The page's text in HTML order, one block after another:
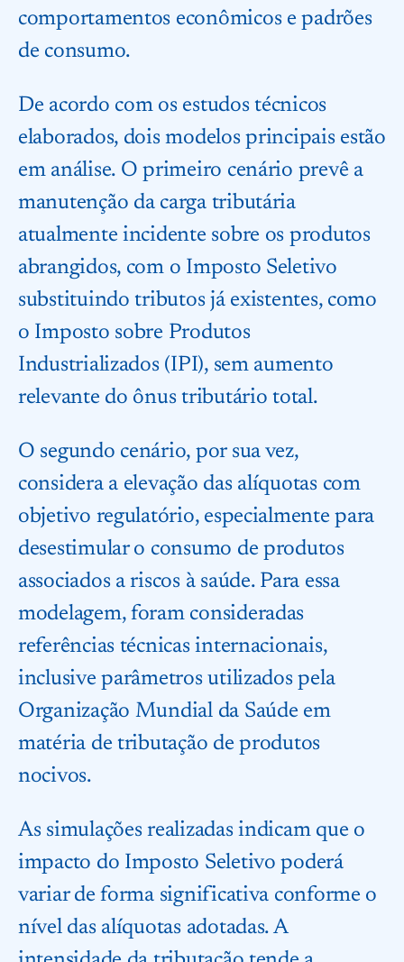
comportamentos econômicos e padrões
de consumo.
De acordo com os estudos técnicos
elaborados, dois modelos principais estão
em análise. O primeiro cenário prevê a
manutenção da carga tributária
atualmente incidente sobre os produtos
abrangidos, com o Imposto Seletivo
substituindo tributos já existentes, como
o Imposto sobre Produtos
Industrializados (IPI), sem aumento
relevante do ônus tributário total.
O segundo cenário, por sua vez,
considera a elevação das alíquotas com
objetivo regulatório, especialmente para
desestimular o consumo de produtos
associados a riscos à saúde. Para essa
modelagem, foram consideradas
referências técnicas internacionais,
inclusive parâmetros utilizados pela
Organização Mundial da Saúde em
matéria de tributação de produtos
nocivos.
As simulações realizadas indicam que o
impacto do Imposto Seletivo poderá
variar de forma significativa conforme o
nível das alíquotas adotadas. A